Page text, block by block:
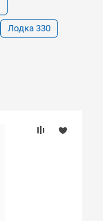
Лодка 330